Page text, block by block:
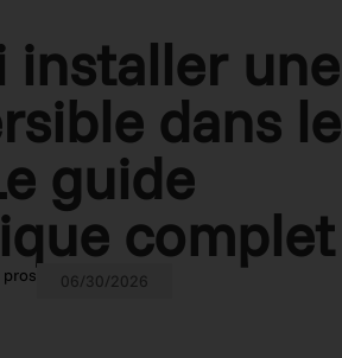
installer une
dans le
guide
complet
pros 06/30/2026